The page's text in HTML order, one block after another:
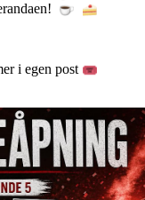
i egen post